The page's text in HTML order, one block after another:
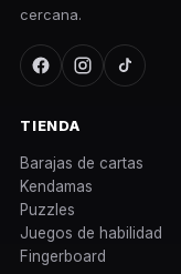
cercana.
TIENDA
Barajas de cartas
Kendamas
Puzzles
Juegos de habilidad
Fingerboard